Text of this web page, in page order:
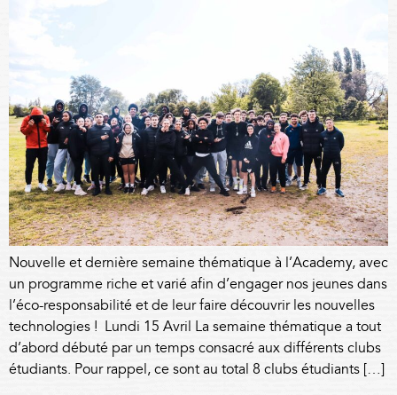
Nouvelle et dernière semaine thématique à l’Academy, avec
un programme riche et varié afin d’engager nos jeunes dans
l’éco-responsabilité et de leur faire découvrir les nouvelles
technologies ! Lundi 15 Avril La semaine thématique a tout
d’abord débuté par un temps consacré aux différents clubs
étudiants. Pour rappel, ce sont au total 8 clubs étudiants […]